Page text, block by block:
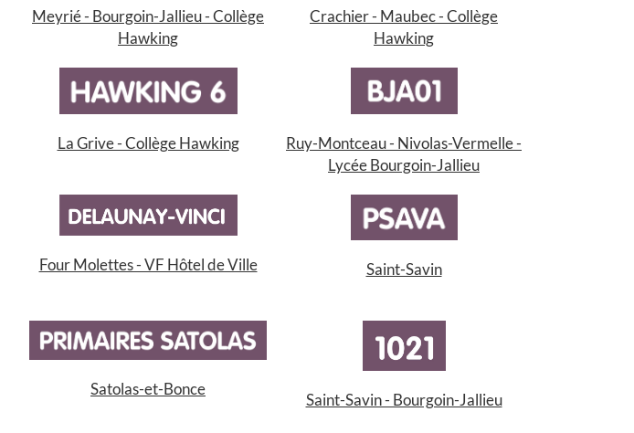
Meyrié - Bourgoin-Jallieu - Collège
Hawking
Crachier - Maubec - Collège
Hawking
La Grive - Collège Hawking
Ruy-Montceau - Nivolas-Vermelle -
Lycée Bourgoin-Jallieu
Four Molettes - VF Hôtel de Ville Saint-Savin
Satolas-et-Bonce
Saint-Savin - Bourgoin-Jallieu